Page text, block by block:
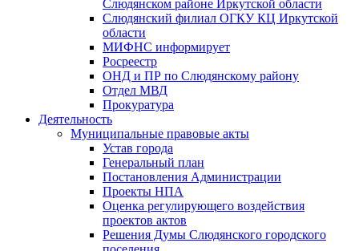
Слюдянском районе Иркутской области
Слюдянский филиал ОГКУ КЦ Иркутской
области
МИФНС информирует
Росреестр
ОНД и ПР по Слюдянскому району
Отдел МВД
Прокуратура
Деятельность
Муниципальные правовые акты
Устав города
Генеральный план
Постановления Администрации
Проекты НПА
Оценка регулирующего воздействия
проектов актов
Решения Думы Слюдянского городского